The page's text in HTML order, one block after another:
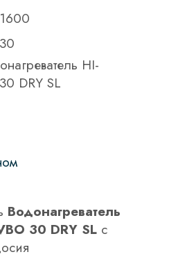
1600
30
HI-
DRY SL
Водонагреватель
30 DRY SL с